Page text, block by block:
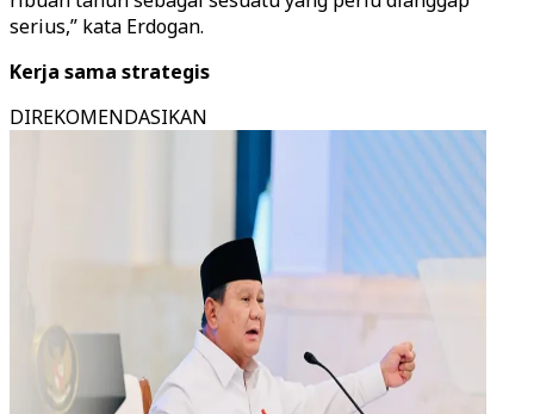
serius,” kata Erdogan.
Kerja sama strategis
DIREKOMENDASIKAN